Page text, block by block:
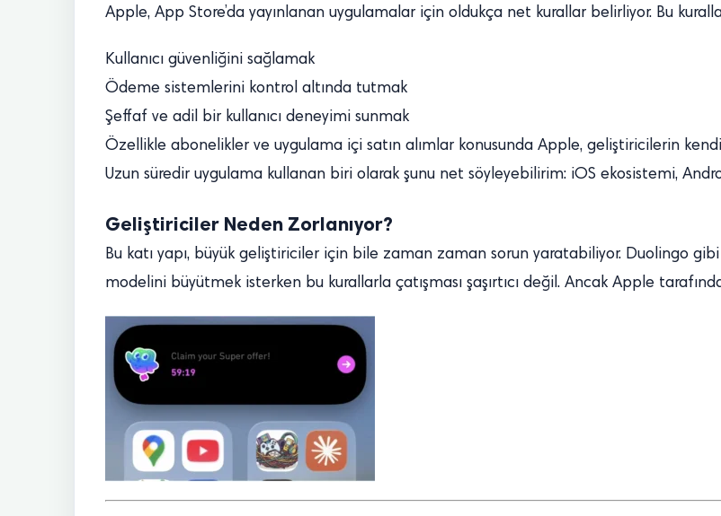
Apple, App Store’da yayınlanan uygulamalar için oldukça net kurallar belirliyor. Bu
Kullanıcı güvenliğini sağlamak
Ödeme sistemlerini kontrol altında tutmak
Şeffaf ve adil bir kullanıcı deneyimi sunmak
Özellikle abonelikler ve uygulama içi satın alımlar konusunda Apple, geliştiricilerin kendi
Uzun süredir uygulama kullanan biri olarak şunu net söyleyebilirim: iOS ekosistemi,
Geliştiriciler Neden Zorlanıyor?
Bu katı yapı, büyük geliştiriciler için bile zaman zaman sorun yaratabiliyor. Duolingo
modelini büyütmek isterken bu kurallarla çatışması şaşırtıcı değil. Ancak Apple